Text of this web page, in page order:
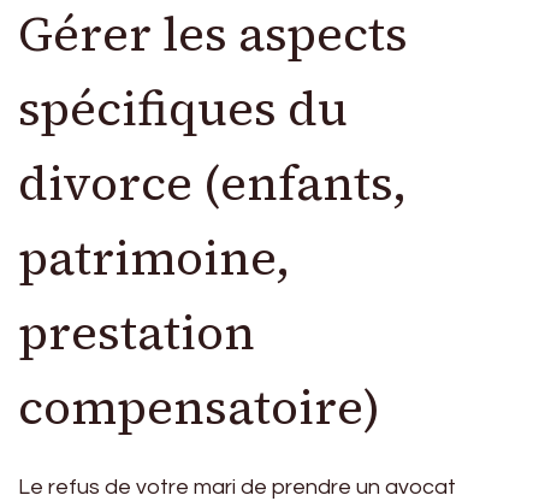
Gérer les aspects
spécifiques du
divorce (enfants,
patrimoine,
prestation
compensatoire)
Le refus de votre mari de prendre un avocat